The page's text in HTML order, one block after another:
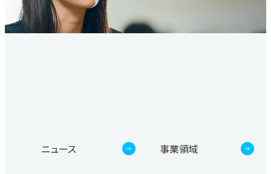
ニュース 事業領域